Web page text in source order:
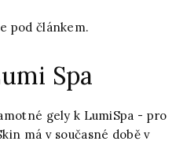
pod článkem.
Spa
gely k LumiSpa - pro
má v současné době v